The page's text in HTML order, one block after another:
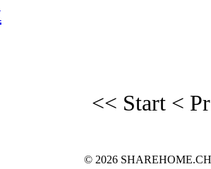
<< Start <
© 2026